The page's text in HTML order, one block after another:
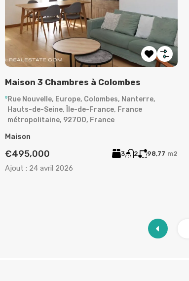
Maison 3 Chambres à Colombes
Rue Nouvelle, Europe, Colombes, Nanterre,
Hauts-de-Seine, Île-de-France, France
métropolitaine, 92700, France
Maison
€495,000 3 2 98,77 m2
Ajout : 24 avril 2026